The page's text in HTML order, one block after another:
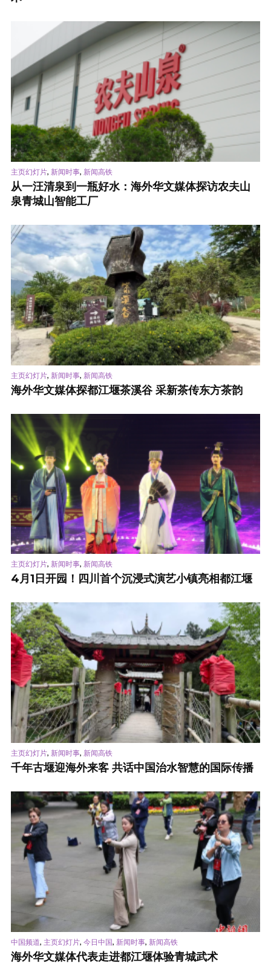
主页幻灯片, 新闻时事, 新闻高铁
从一汪清泉到一瓶好水：海外华文媒体探访农夫山
泉青城山智能工厂
主页幻灯片, 新闻时事, 新闻高铁
海外华文媒体探都江堰茶溪谷 采新茶传东方茶韵
主页幻灯片, 新闻时事, 新闻高铁
4月1日开园！四川首个沉浸式演艺小镇亮相都江堰
主页幻灯片, 新闻时事, 新闻高铁
千年古堰迎海外来客 共话中国治水智慧的国际传播
中国频道, 主页幻灯片, 今日中国, 新闻时事, 新闻高铁
海外华文媒体代表走进都江堰体验青城武术